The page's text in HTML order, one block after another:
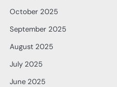
October 2025
September 2025
August 2025
July 2025
June 2025